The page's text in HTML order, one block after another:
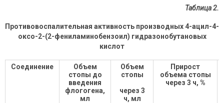
Таблица 2.
Противовоспалительная активность производных 4-ацил-4-
оксо-2-(2-фениламинобензоил) гидразонобутановых
кислот
Соединение
Объем
стопы до
введения
флогогена,
мл
Объем
стопы
через 3
ч, мл
Прирост
объема стопы
через 3 ч, %